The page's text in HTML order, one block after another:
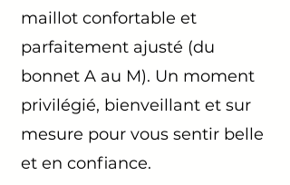
maillot confortable et
parfaitement ajusté (du
bonnet A au M). Un moment
privilégié, bienveillant et sur
mesure pour vous sentir belle
et en confiance.